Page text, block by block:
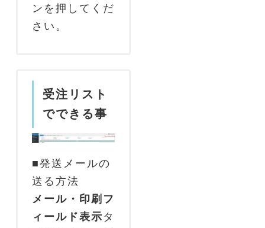
ンを押してくだ
さい。
受注リスト
でできる事
■発送メールの
送る方法
メール・印刷フ
ィールド表示 タ